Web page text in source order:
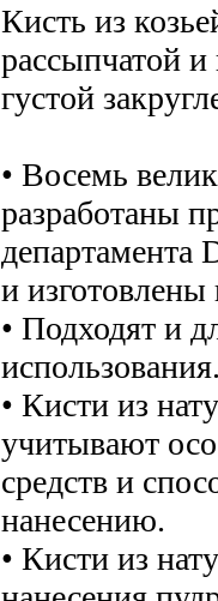
Кисть из
рассыпчатой
густой
• Восемь
разработаны
департамента
и
• Подходят и
• Кисти из
учитывают
средств и
нанесению.
• Кисти из